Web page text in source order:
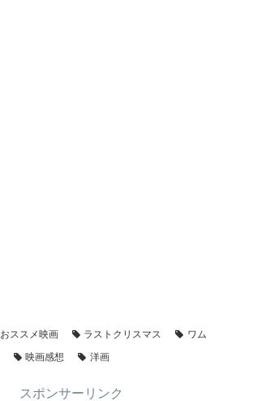
おススメ映画 ラストクリスマス
ワム
映画感想 洋画
スポンサーリンク